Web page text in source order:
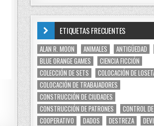
ETIQUETAS FRECUENTES
ALAN R. MOON ANIMALES ANTIGÜEDAD
BLUE ORANGE GAMES
CIENCIA FICCIÓN
COLECCIÓN DE SETS
COLOCACIÓN DE
COLOCACIÓN DE TRABAJADORES
CONSTRUCCIÓN DE CIUDADES
CONSTRUCCIÓN DE PATRONES
CONTROL
COOPERATIVO
DADOS DESTREZA